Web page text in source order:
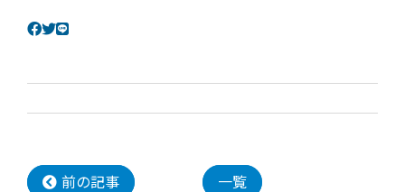
前の記事 一覧